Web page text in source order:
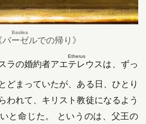
バーゼル
Basilea
での帰り》
ラの婚約者アエテレウス
Etherus
は、ずっ
どまっていたが、ある日、ひとり
われて、キリスト教徒になるよう
と命じた。 というのは、父王の